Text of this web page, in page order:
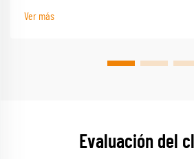
Ver más
Evaluación del